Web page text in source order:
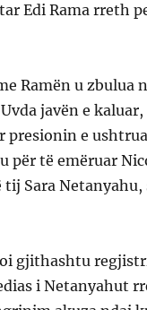
Edi Rama rreth
Ramën u zbulua
javën e
presionin e
për të emëruar
tij Sara
gjithashtu
i Netanyahut